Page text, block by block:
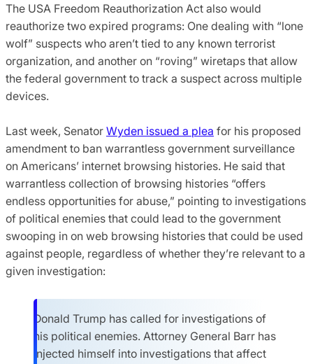
The USA Freedom Reauthorization Act also would
reauthorize two expired programs: One dealing with “lone
wolf” suspects who aren’t tied to any known terrorist
organization, and another on “roving” wiretaps that allow
the federal government to track a suspect across multiple
devices.
Last week, Senator Wyden issued a plea for his proposed
amendment to ban warrantless government surveillance
on Americans’ internet browsing histories. He said that
warrantless collection of browsing histories “offers
endless opportunities for abuse,” pointing to investigations
of political enemies that could lead to the government
swooping in on web browsing histories that could be used
against people, regardless of whether they’re relevant to a
given investigation:
Donald Trump has called for investigations of
his political enemies. Attorney General Barr has
injected himself into investigations that affect